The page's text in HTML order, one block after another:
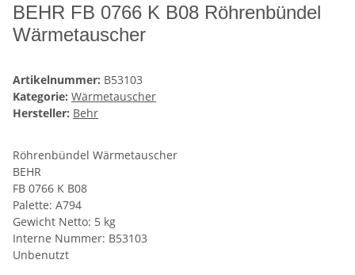
BEHR FB 0766 K B08 Röhrenbündel
Wärmetauscher
Artikelnummer: B53103
Kategorie: Wärmetauscher
Hersteller: Behr
Röhrenbündel Wärmetauscher
BEHR
FB 0766 K B08
Palette: A794
Gewicht Netto: 5 kg
Interne Nummer: B53103
Unbenutzt